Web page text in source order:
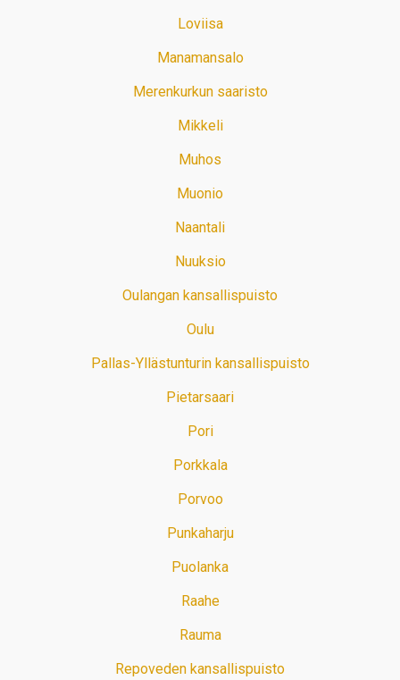
Loviisa
Manamansalo
Merenkurkun saaristo
Mikkeli
Muhos
Muonio
Naantali
Nuuksio
Oulangan kansallispuisto
Oulu
Pallas-Yllästunturin kansallispuisto
Pietarsaari
Pori
Porkkala
Porvoo
Punkaharju
Puolanka
Raahe
Rauma
Repoveden kansallispuisto